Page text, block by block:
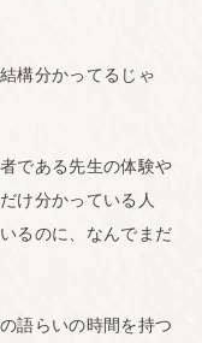
構分かってるじゃ
である先生の体験や
け分かっている人
るのに、なんでまだ
語らいの時間を持つ